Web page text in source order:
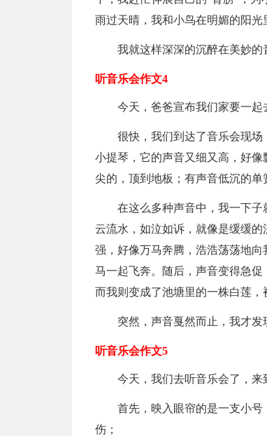
雨过天晴，我和小鸟在明媚的阳
我就这样深深的沉醉在美妙的
听音乐会作文4
今天，爸爸宣布我们家要一起
很快，我们到达了音乐会现场
小提琴，它的声音又细又高，好
尖的，顶到地板；有声音低沉的
在这么多种声音中，我一下
云流水，如泣如诉，就像是缓缓
强，好像万马奔腾，浩浩荡荡地
马一起飞奔。随后，声音变得急
而我则变成了池塘里的一株白莲，
突然，声音戛然而止，我才发
听音乐会作文5
今天，我们去听音乐会了，来
首先，映入眼帘的是一支小
伤；